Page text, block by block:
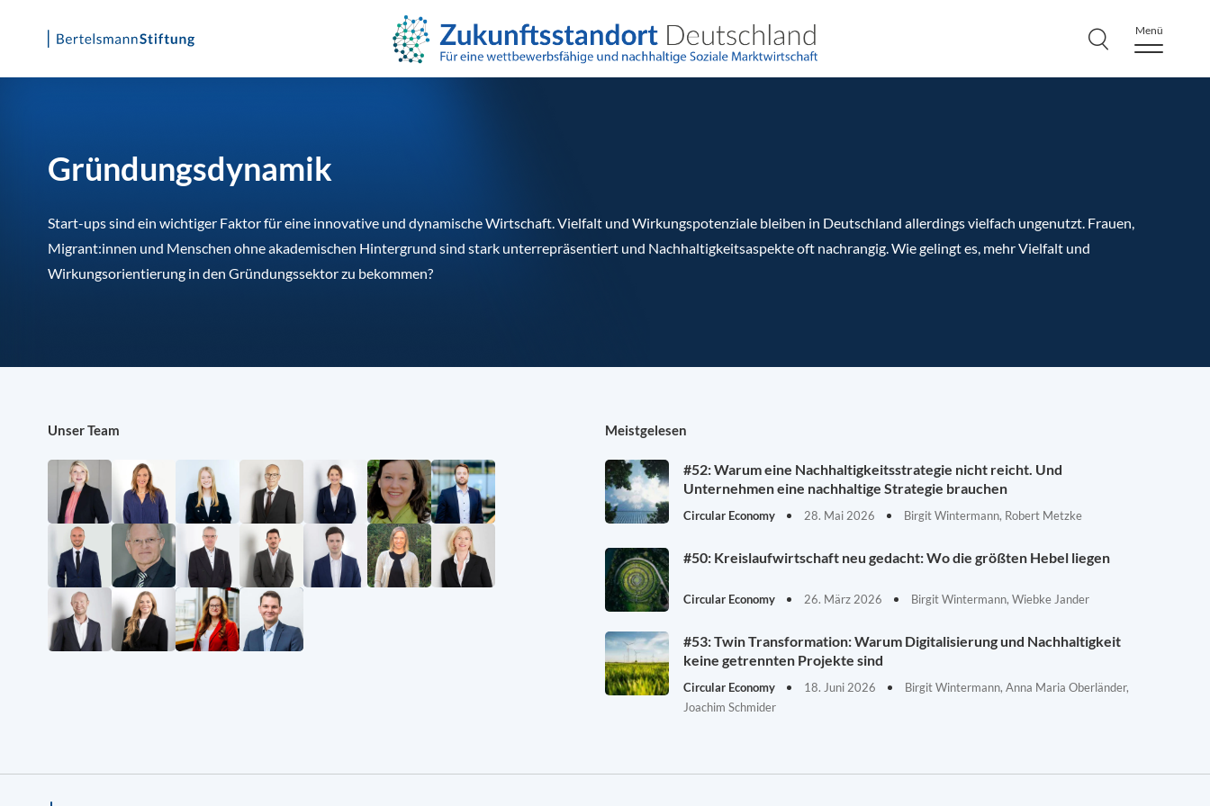
Skip
Menü
Gründungsdynamik
Start-ups sind ein wichtiger Faktor für eine innovative und dynamische Wirtschaft. Vielfalt und Wirkungspotenziale bleiben in Deutschland allerdings vielfach ungenutzt. Frauen,
Migrant:innen und Menschen ohne akademischen Hintergrund sind stark unterrepräsentiert und Nachhaltigkeitsaspekte oft nachrangig. Wie gelingt es, mehr Vielfalt und
Wirkungsorientierung in den Gründungssektor zu bekommen?
Unser Team Meistgelesen
#52: Warum eine Nachhaltigkeitsstrategie nicht reicht. Und
Unternehmen eine nachhaltige Strategie brauchen
Circular Economy 28. Mai 2026 Birgit Wintermann, Robert Metzke
#50: Kreislaufwirtschaft neu gedacht: Wo die größten Hebel liegen
Circular Economy 26. März 2026 Birgit Wintermann, Wiebke Jander
#53: Twin Transformation: Warum Digitalisierung und Nachhaltigkeit
keine getrennten Projekte sind
Circular Economy 18. Juni 2026
Birgit Wintermann, Anna Maria Oberländer,
Joachim Schmider